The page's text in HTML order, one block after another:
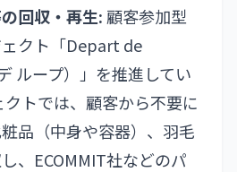
回収・再生: 顧客参加型
クト「Depart de
ループ）」を推進してい
トでは、顧客から不要に
品（中身や容器）、羽毛
、ECOMMIT社などのパ